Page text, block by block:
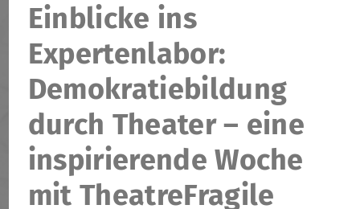
Einblicke ins
Expertenlabor:
Demokratiebildung
durch Theater – eine
inspirierende Woche
mit TheatreFragile